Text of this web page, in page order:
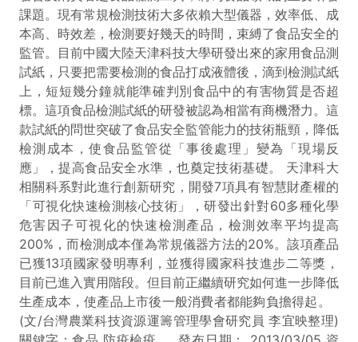
課題。現有常規檢測技術大多依賴大型儀器，效率低、成
本高、時效差，檢測要好幾天的時間，束縛了食品安全的
監管。目前中國大陸天津科技大學研發出來的家用食品測
試紙，只要把需要檢測的食品打成液體後，滴到檢測試紙
上，短短幾分鐘就能準確判別食品中的有害物質是否超
標。這項食品檢測試紙的研發被認為相當有商機潛力。這
款試紙的問世突破了食品安全監管能力的技術瓶頸，降低
檢測成本，使食品監管從「事後處理」變為「現場反
應」，提高食品安全水準，也奠定技術基礎。 天津科大
相關科系對此進行創新研究，開發7項具有智慧財產權的
「可視化快速檢測核心技術」，研發出針對60多種化學
危害因子可視化的快速檢測產品，檢測效率平均提高
200%，而檢測成本僅為常規儀器方法的20%。該項產品
已獲13項國家發明專利，並獲得國家科技進步二等獎，
目前已進入實用階段。但目前正繼續研究如何進一步降低
生產成本，使產品上市後一般消費者都能夠負擔得起。
(文/台灣農業科技資源運籌管理學會研究員 李宜映整理)